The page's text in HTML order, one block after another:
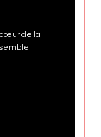
cœur de la